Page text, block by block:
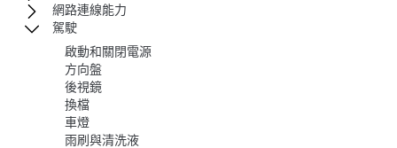
網路連線能力
駕駛
啟動和關閉電源
方向盤
後視鏡
換檔
車燈
雨刷與清洗液